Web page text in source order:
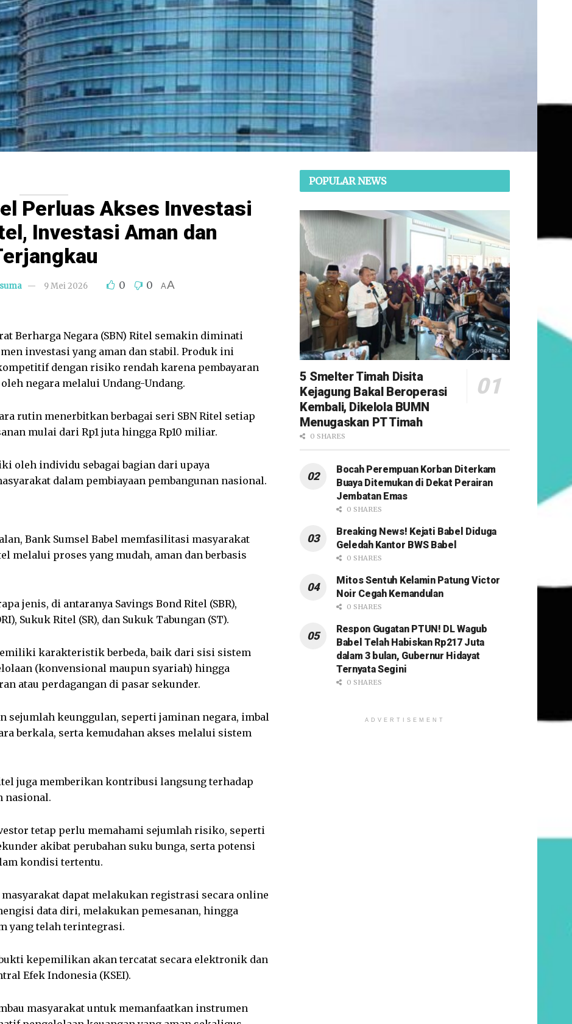
Perluas Akses Investasi
Investasi Aman dan
9 Mei 2026 0 0 AA
Berharga Negara (SBN) Ritel semakin diminati
investasi yang aman dan stabil. Produk ini
dengan risiko rendah karena pembayaran
negara melalui Undang-Undang.
rutin menerbitkan berbagai seri SBN Ritel setiap
mulai dari Rp1 juta hingga Rp10 miliar.
oleh individu sebagai bagian dari upaya
dalam pembiayaan pembangunan nasional.
Bank Sumsel Babel memfasilitasi masyarakat
melalui proses yang mudah, aman dan berbasis
jenis, di antaranya Savings Bond Ritel (SBR),
Sukuk Ritel (SR), dan Sukuk Tabungan (ST).
karakteristik berbeda, baik dari sisi sistem
(konvensional maupun syariah) hingga
keunggulan, seperti jaminan negara, imbal
POPULAR NEWS
5 Smelter Timah Disita
Kejagung Bakal Beroperasi
Kembali, Dikelola BUMN
Menugaskan PT Timah
0 SHARES
Bocah Perempuan Korban Diterkam
Buaya Ditemukan di Dekat Perairan
Jembatan Emas
0 SHARES
Breaking News! Kejati Babel Diduga
Geledah Kantor BWS Babel
0 SHARES
Mitos Sentuh Kelamin Patung Victor
Noir Cegah Kemandulan
0 SHARES
Respon Gugatan PTUN! DL Wagub
Babel Telah Habiskan Rp217 Juta
dalam 3 bulan, Gubernur Hidayat
Ternyata Segini
0 SHARES
ADVERTISEMENT